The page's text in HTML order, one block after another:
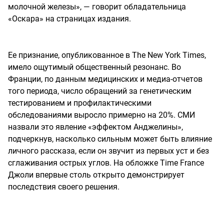
молочной железы», — говорит обладательница
«Оскара» на страницах издания.
Ее признание, опубликованное в The New York Times,
имело ощутимый общественный резонанс. Во
Франции, по данным медицинских и медиа-отчетов
того периода, число обращений за генетическим
тестированием и профилактическими
обследованиями выросло примерно на 20%. СМИ
назвали это явление «эффектом Анджелины»,
подчеркнув, насколько сильным может быть влияние
личного рассказа, если он звучит из первых уст и без
сглаживания острых углов. На обложке Time France
Джоли впервые столь открыто демонстрирует
последствия своего решения.